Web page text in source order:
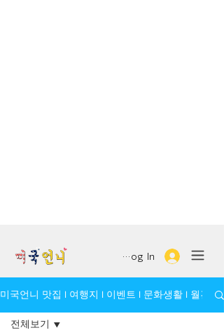
Log In
미국언니 맛집 l 여행지 l 이벤트 l 문화생활 l 월간 모
전체보기